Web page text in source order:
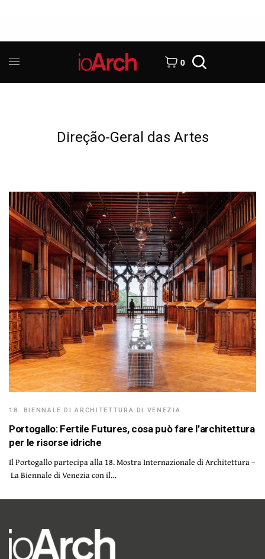
0
Direção-Geral das Artes
18. BIENNALE DI ARCHITETTURA DI VENEZIA
Portogallo: Fertile Futures, cosa può fare l’architettura
per le risorse idriche
Il Portogallo partecipa alla 18. Mostra Internazionale di Architettura –
La Biennale di Venezia con il…